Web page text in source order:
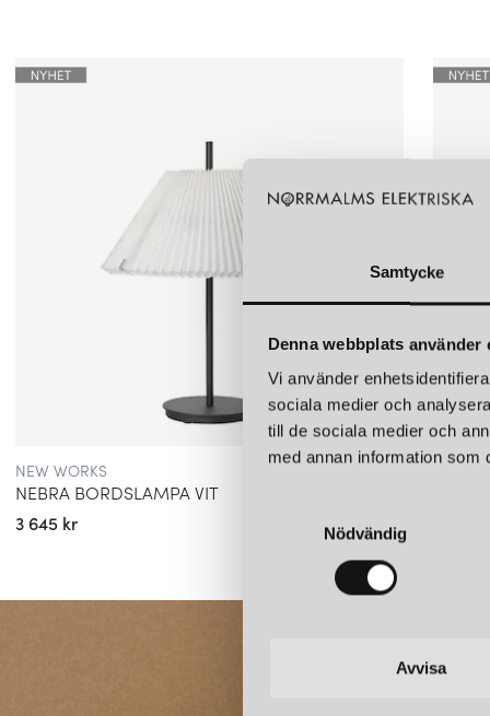
Samtycke
Denna webbplats använder
Vi använder
sociala medier och
till de sociala medier och
med annan information som
Nödvändig
Avvisa
NEW WORKS
NEBRA BORDSLAMPA VIT
3 645 kr
NEW